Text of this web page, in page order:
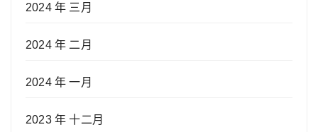
2024 年 三月
2024 年 二月
2024 年 一月
2023 年 十二月